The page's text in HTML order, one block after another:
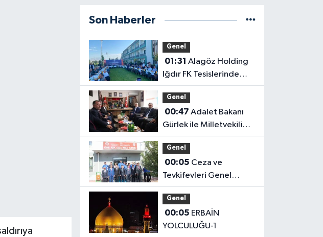
Son Haberler
Genel
01:31
Iğdır FK Tesislerinde
Kanaat Önderleriyle Bir
Araya Geldiler
Genel
00:47
Gürlek ile Milletvekili
Alagöz, MHP İl
Başkanlığını Ziyaret Etti
Genel
00:05
Tevkifevleri Genel
Müdürü Çelebi
Yılmaz’dan Iğdır’daki
Kurumlara Ziyaret ve
Üretim İncelemesi
Genel
00:05
YOLCULUĞU-1